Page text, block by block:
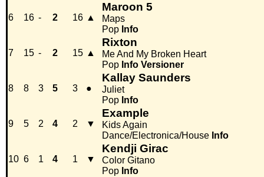
6 16 - 2 16 ▲
Maroon 5
Maps
Pop Info
7 15 - 2 15 ▲
Rixton
Me And My Broken Heart
Pop Info Versioner
8 8 3 5 3 ●
Kallay Saunders
Juliet
Pop Info
9 5 2 4 2 ▼
Example
Kids Again
Dance/Electronica/House Info
10 6 1 4 1 ▼
Kendji Girac
Color Gitano
Pop Info